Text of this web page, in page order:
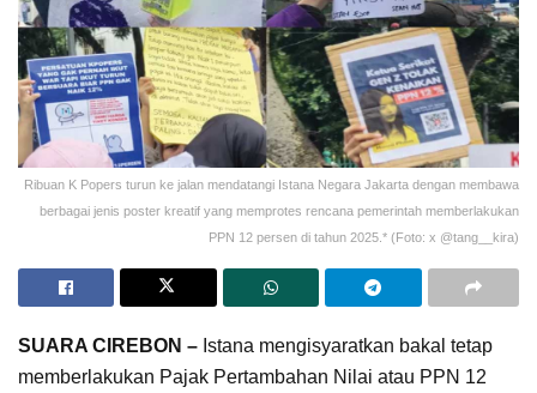
Ribuan K Popers turun ke jalan mendatangi Istana Negara Jakarta dengan membawa
berbagai jenis poster kreatif yang memprotes rencana pemerintah memberlakukan
PPN 12 persen di tahun 2025.* (Foto: x @tang__kira)
SUARA CIREBON – Istana mengisyaratkan bakal tetap
memberlakukan Pajak Pertambahan Nilai atau PPN 12